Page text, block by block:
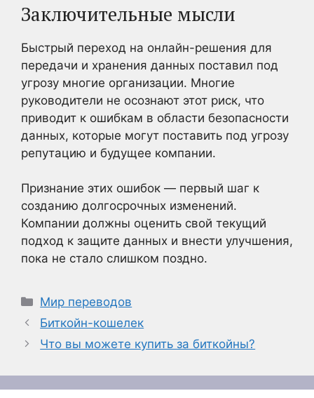
Заключительные мысли
Быстрый переход на онлайн-решения для
передачи и хранения данных поставил под
угрозу многие организации. Многие
руководители не осознают этот риск, что
приводит к ошибкам в области безопасности
данных, которые могут поставить под угрозу
репутацию и будущее компании.
Признание этих ошибок — первый шаг к
созданию долгосрочных изменений.
Компании должны оценить свой текущий
подход к защите данных и внести улучшения,
пока не стало слишком поздно.
Рубрики
Мир переводов
Биткойн-кошелек
Что вы можете купить за биткойны?